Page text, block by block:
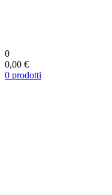
0
0,00 €
0 prodotti